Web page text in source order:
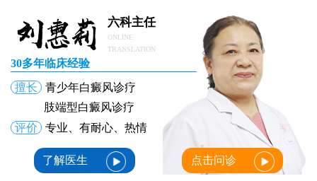
六科主任
ONLINE
TRANSLATION
30多年临床经验
擅长
青少年白癜风诊疗
肢端型白癜风诊疗
评价
专业、有耐心、热情
了解医生 点击问诊